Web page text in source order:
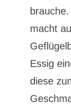
macht
Essig
diese